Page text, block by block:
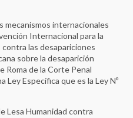
mecanismos internacionales
Internacional para la
las desapariciones
sobre la desaparición
Roma de la Corte Penal
Ley Específica que es la Ley Nº
Lesa Humanidad contra